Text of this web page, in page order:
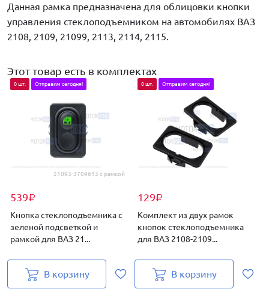
Данная рамка предназначена для облицовки кнопки
управления стеклоподъемником на автомобилях ВАЗ
2108, 2109, 21099, 2113, 2114, 2115.
Этот товар есть в комплектах
21093-3709613 с рамкой
539₽
0 шт. Отправим сегодня!
Кнопка стеклоподъемника с
зеленой подсветкой и
рамкой для ВАЗ 21...
В корзину
129₽
0 шт. Отправим сегодня!
Комплект из двух рамок
кнопок стеклоподъемника
для ВАЗ 2108-2109...
В корзину